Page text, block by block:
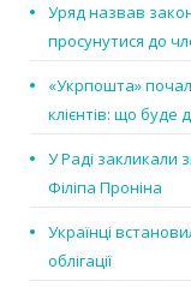
Уряд назвав
просунутися до
«Укрпошта»
клієнтів: що буде
У Раді закликали
Філіпа Проніна
Українці
облігації